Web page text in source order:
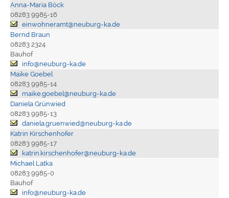
Anna-Maria Böck
08283 9985-16
einwohneramt@neuburg-ka.de
Bernd Braun
08283 2324
Bauhof
info@neuburg-ka.de
Maike Goebel
08283 9985-14
maike.goebel@neuburg-ka.de
Daniela Grünwied
08283 9985-13
daniela.gruenwied@neuburg-ka.de
Katrin Kirschenhofer
08283 9985-17
katrin.kirschenhofer@neuburg-ka.de
Michael Latka
08283 9985-0
Bauhof
info@neuburg-ka.de